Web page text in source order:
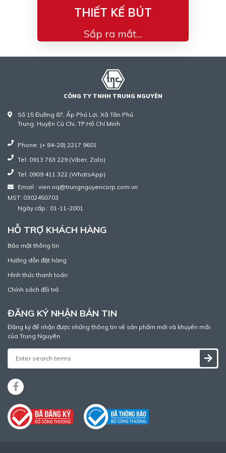
THIẾT KẾ BÚT
Sắp ra mắt...
CÔNG TY TNHH TRUNG NGUYÊN
Số 15 Đường 87, Ấp Phú Lợi, Xã Tân Phú
Trung, Huyện Củ Chi, TP.Hồ Chí Minh
Phone: (+ 84-28) 2217 9601
Tel: 0913 763 229 (Viber, Zalo)
Tel: 0909 411 322 (WhatsApp)
Email : vien.nq@trungnguyencorp.com.vn
MST: 0302450703
Ngày cấp : 01-11-2001
HỖ TRỢ KHÁCH HÀNG
Bảo mật thông tin
Hướng dẫn đặt hàng
Hình thức thanh toán
Chính sách đổi trả
ĐĂNG KÝ NHẬN BẢN TIN
Đăng ký để nhận được những thông tin về sản phẩm mới và khuyến mãi
của Trung Nguyên